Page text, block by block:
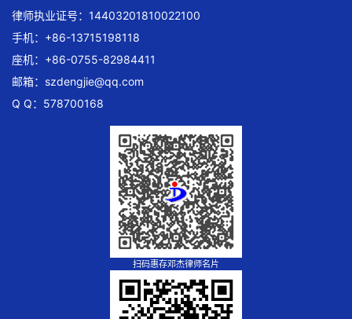
律师执业证号：14403201810022100
手机：+86-13715198118
座机：+86-0755-82984411
邮箱： szdengjie@qq.com
Q Q：578700168
扫码惠存邓杰律师名片